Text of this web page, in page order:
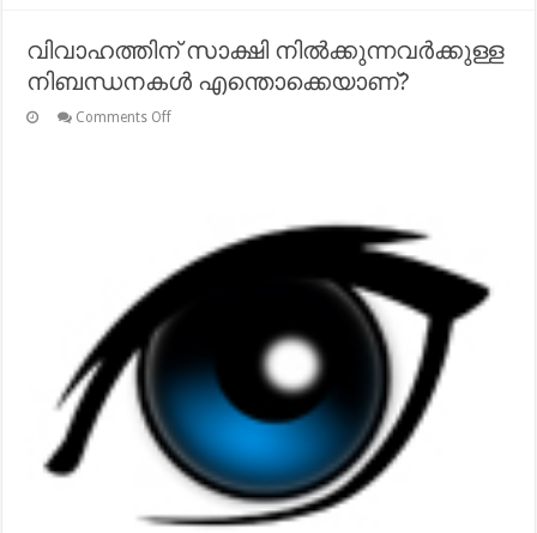
വിവാഹത്തിന് സാക്ഷി നില്‍ക്കുന്നവര്‍ക്കുള്ള
നിബന്ധനകള്‍ എന്തൊക്കെയാണ്?
Comments Offon